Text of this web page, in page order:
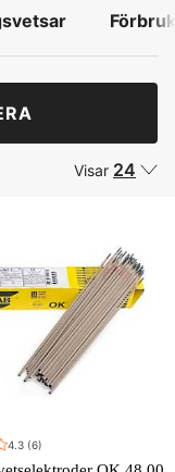
Visar 24
4.3 (6)